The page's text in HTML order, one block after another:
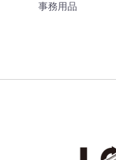
事務用品